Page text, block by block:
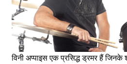
विनी अप्पाइस एक प्रसिद्ध ड्रमर हैं